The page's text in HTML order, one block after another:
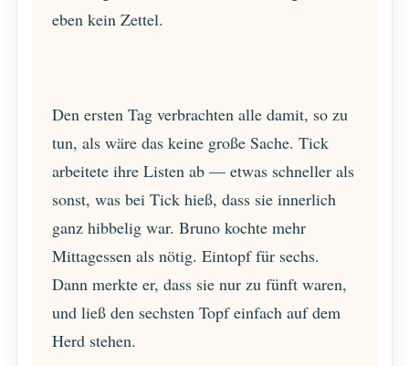
eben kein Zettel.
Den ersten Tag verbrachten alle damit, so zu
tun, als wäre das keine große Sache. Tick
arbeitete ihre Listen ab — etwas schneller als
sonst, was bei Tick hieß, dass sie innerlich
ganz hibbelig war. Bruno kochte mehr
Mittagessen als nötig. Eintopf für sechs.
Dann merkte er, dass sie nur zu fünft waren,
und ließ den sechsten Topf einfach auf dem
Herd stehen.